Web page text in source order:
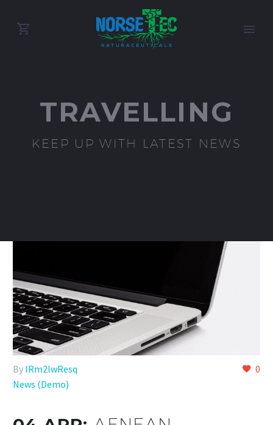
TRAVELLING
KEEP UP WITH LATEST NEWS
0
By lRm2lwResq
News (Demo)